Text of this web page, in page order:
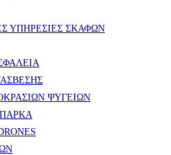
ΥΠΗΡΕΣΙΕΣ ΣΚΑΦΩΝ
ΨΥΓΕΙΩΝ